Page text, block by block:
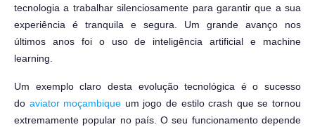
tecnologia a trabalhar silenciosamente para garantir que a sua
experiência é tranquila e segura. Um grande avanço nos
últimos anos foi o uso de inteligência artificial e machine
learning.
Um exemplo claro desta evolução tecnológica é o sucesso
do aviator moçambique um jogo de estilo crash que se tornou
extremamente popular no país. O seu funcionamento depende